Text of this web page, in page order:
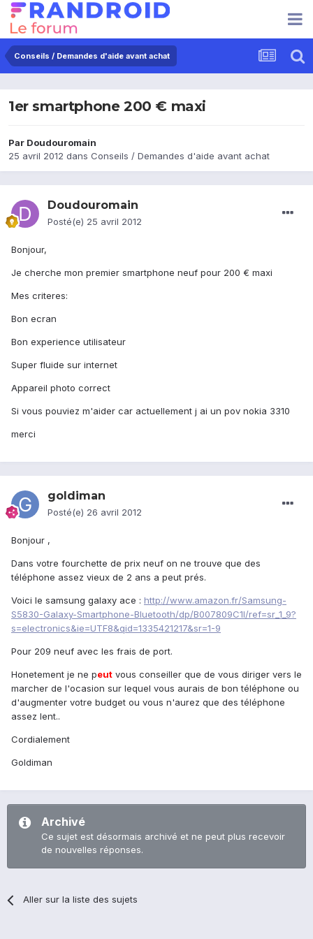
Conseils / Demandes d'aide avant achat
1er smartphone 200 € maxi
Par Doudouromain
25 avril 2012 dans Conseils / Demandes d'aide avant achat
Doudouromain
Posté(e) 25 avril 2012
Bonjour,
Je cherche mon premier smartphone neuf pour 200 € maxi
Mes criteres:
Bon ecran
Bon experience utilisateur
Super fluide sur internet
Appareil photo correct
Si vous pouviez m'aider car actuellement j ai un pov nokia 3310
merci
goldiman
Posté(e) 26 avril 2012
Bonjour ,
Dans votre fourchette de prix neuf on ne trouve que des
téléphone assez vieux de 2 ans a peut prés.
Voici le samsung galaxy ace : http://www.amazon.fr/Samsung-
S5830-Galaxy-Smartphone-Bluetooth/dp/B007809C1I/ref=sr_1_9?
s=electronics&ie=UTF8&qid=1335421217&sr=1-9
Pour 209 neuf avec les frais de port.
Honetement je ne peut vous conseiller que de vous diriger vers le
marcher de l'ocasion sur lequel vous aurais de bon téléphone ou
d'augmenter votre budget ou vous n'aurez que des téléphone
assez lent..
Cordialement
Goldiman
Archivé
Ce sujet est désormais archivé et ne peut plus recevoir
de nouvelles réponses.
Aller sur la liste des sujets